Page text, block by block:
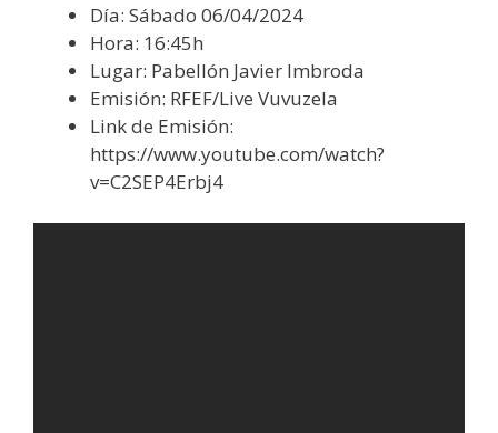
Día: Sábado 06/04/2024
Hora: 16:45h
Lugar: Pabellón Javier Imbroda
Emisión: RFEF/Live Vuvuzela
Link de Emisión:
https://www.youtube.com/watch?
v=C2SEP4Erbj4